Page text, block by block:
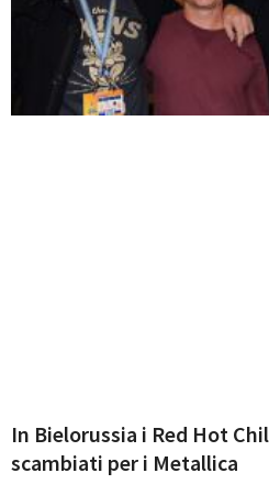
In Bielorussia i Red Hot
scambiati per i Metallica